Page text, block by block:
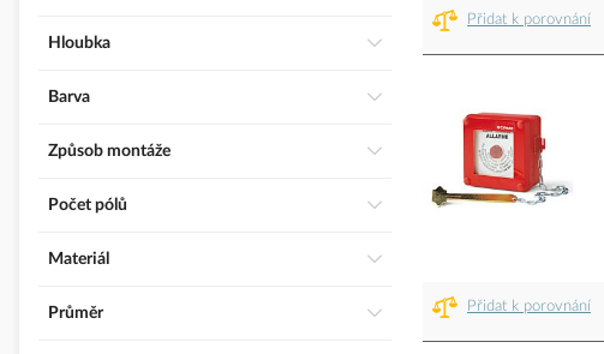
Přidat k porovnání
Přidat k porovnání
Hloubka
Barva
Způsob montáže
Počet pólů
Materiál
Průměr